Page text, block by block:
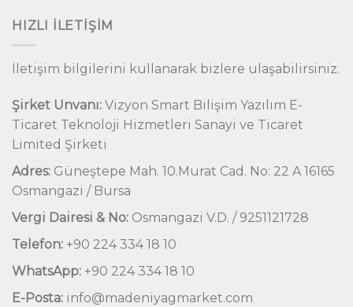
HIZLI İLETIŞIM
İletişim bilgilerini kullanarak bizlere ulaşabilirsiniz.
Şirket Unvanı: Vizyon Smart Bilişim Yazılım E-
Ticaret Teknoloji Hizmetleri Sanayi ve Ticaret
Limited Şirketi
Adres: Güneştepe Mah. 10.Murat Cad. No: 22 A 16165
Osmangazi / Bursa
Vergi Dairesi & No: Osmangazi V.D. / 9251121728
Telefon: +90 224 334 18 10
WhatsApp: +90 224 334 18 10
E-Posta: info@madeniyagmarket.com